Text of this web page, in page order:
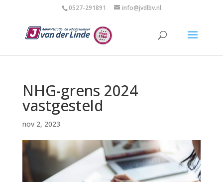
0527-291891 info@jvdlbv.nl
NHG-grens 2024
vastgesteld
nov 2, 2023